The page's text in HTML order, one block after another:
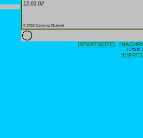
12.01.02
© 2002 Camping-Channel
[STARTSEITE]
©2000-